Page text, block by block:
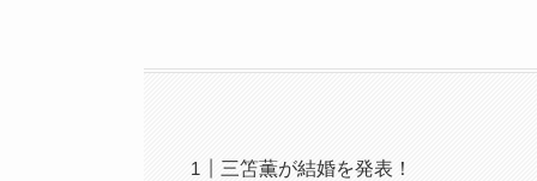
三笘薫が結婚を発表！